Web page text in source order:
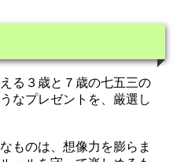
る３歳と７歳の七五三の
なプレゼントを、厳選し
ものは、想像力を膨らま